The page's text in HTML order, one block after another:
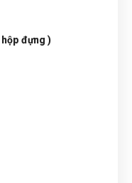
hộp đựng )